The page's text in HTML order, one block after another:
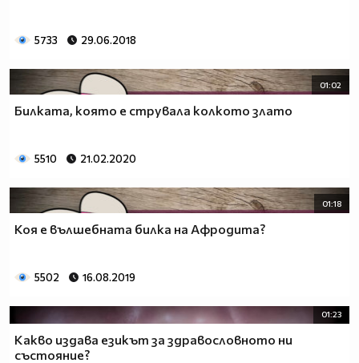
5733 29.06.2018
01:02
Билката, която е струвала колкото злато
5510 21.02.2020
01:18
Коя е вълшебната билка на Афродита?
5502 16.08.2019
01:23
Какво издава езикът за здравословното ни
състояние?